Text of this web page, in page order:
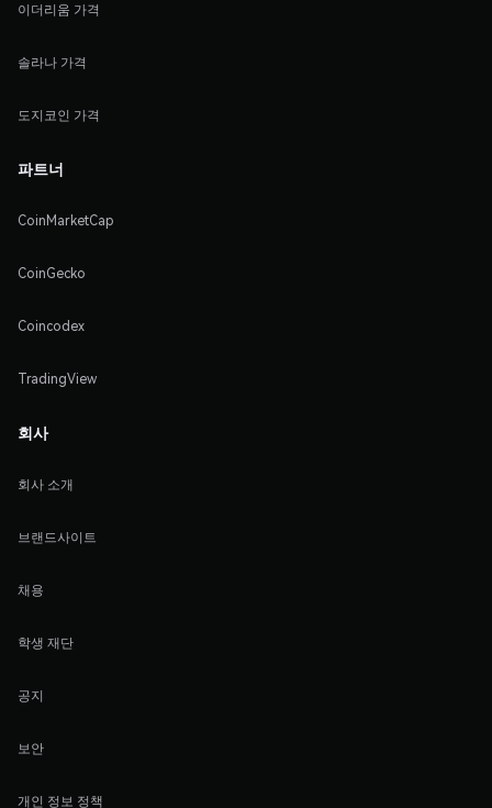
이더리움 가격
솔라나 가격
도지코인 가격
파트너
CoinMarketCap
CoinGecko
Coincodex
TradingView
회사
회사 소개
브랜드사이트
채용
학생 재단
공지
보안
개인 정보 정책